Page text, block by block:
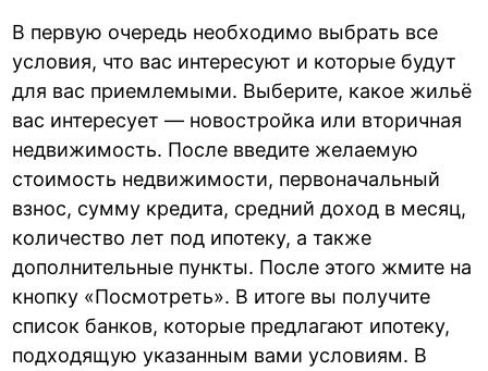
В первую очередь необходимо выбрать все
условия, что вас интересуют и которые будут
для вас приемлемыми. Выберите, какое жильё
вас интересует — новостройка или вторичная
недвижимость. После введите желаемую
стоимость недвижимости, первоначальный
взнос, сумму кредита, средний доход в месяц,
количество лет под ипотеку, а также
дополнительные пункты. После этого жмите на
кнопку «Посмотреть». В итоге вы получите
список банков, которые предлагают ипотеку,
подходящую указанным вами условиям. В